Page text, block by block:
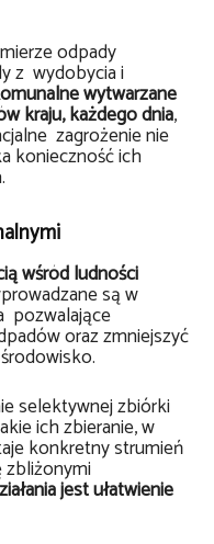
odpady
z wydobycia i
wytwarzane
kraju, każdego dnia,
zagrożenie nie
konieczność ich
wśród ludności
są w
pozwalające
oraz zmniejszyć
selektywnej zbiórki
ich zbieranie, w
konkretny strumień
zbliżonymi
jest ułatwienie